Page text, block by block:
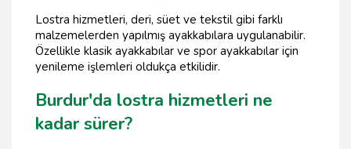
Lostra hizmetleri, deri, süet ve tekstil gibi farklı
malzemelerden yapılmış ayakkabılara uygulanabilir.
Özellikle klasik ayakkabılar ve spor ayakkabılar için
yenileme işlemleri oldukça etkilidir.
Burdur'da lostra hizmetleri ne
kadar sürer?